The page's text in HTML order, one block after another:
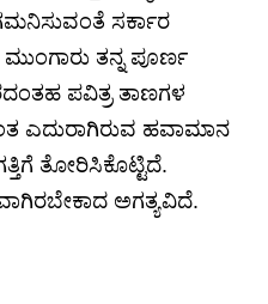
ಸರ್ಕಾರ
ತನ್ನ ಪೂರ್ಣ
ಪವಿತ್ರ ತಾಣಗಳ
ಎದುರಾಗಿರುವ ಹವಾಮಾನ
ತೋರಿಸಿಕೊಟ್ಟಿದೆ.
ಅಗತ್ಯವಿದೆ.